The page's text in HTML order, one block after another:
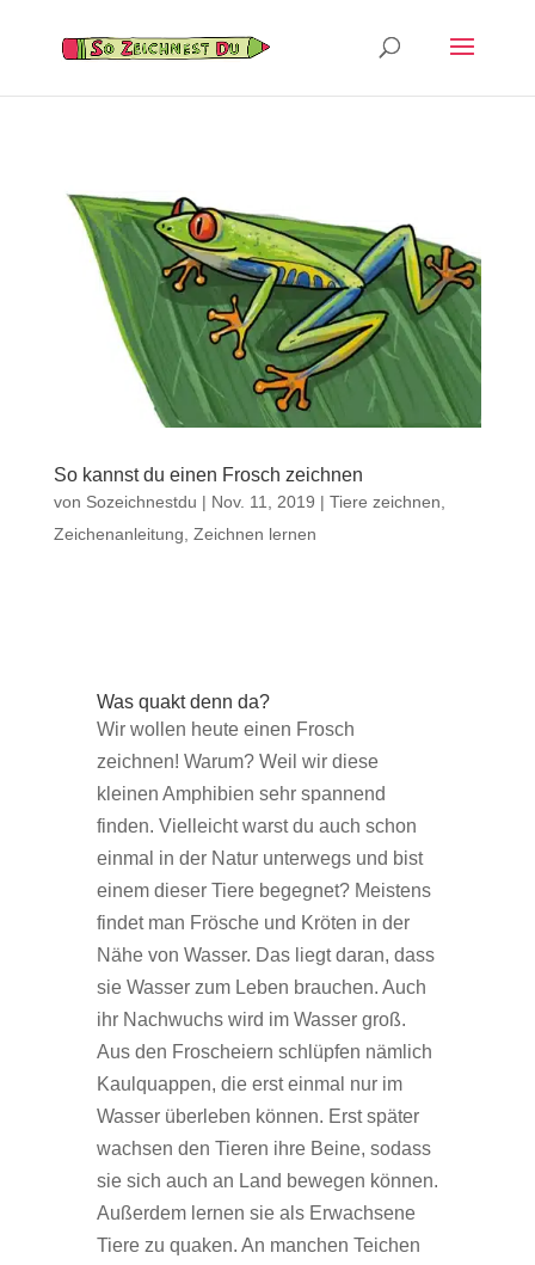
So kannst du einen Frosch zeichnen
von Sozeichnestdu | Nov. 11, 2019 | Tiere zeichnen
Zeichenanleitung Zeichnen lernen
Was quakt denn da?
Wir wollen heute einen Frosch
zeichnen! Warum? Weil wir diese
kleinen Amphibien sehr spannend
finden. Vielleicht warst du auch schon
einmal in der Natur unterwegs und bist
einem dieser Tiere begegnet? Meistens
findet man Frösche und Kröten in der
Nähe von Wasser. Das liegt daran, dass
sie Wasser zum Leben brauchen. Auch
ihr Nachwuchs wird im Wasser groß.
Aus den Froscheiern schlüpfen nämlich
Kaulquappen, die erst einmal nur im
Wasser überleben können. Erst später
wachsen den Tieren ihre Beine, sodass
sie sich auch an Land bewegen können.
Außerdem lernen sie als Erwachsene
Tiere zu quaken. An manchen Teichen